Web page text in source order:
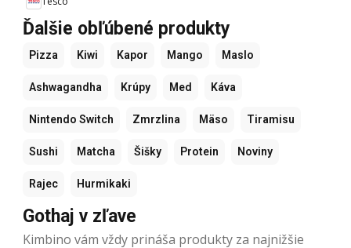
Ďalšie obľúbené produkty
Pizza Kiwi Kapor Mango Maslo
Ashwagandha Krúpy Med Káva
Nintendo Switch Zmrzlina Mäso Tiramisu
Sushi Matcha Šišky Protein Noviny
Rajec Hurmikaki
Gothaj v zľave
Kimbino vám vždy prináša produkty za najnižšie